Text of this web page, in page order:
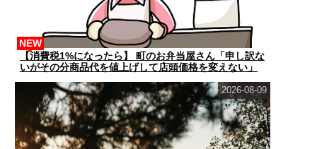
【消費税1%になったら】 町のお弁当屋さん「申し訳な
いがその分商品代を値上げして店頭価格を変えない」
NEW
2026-08-09